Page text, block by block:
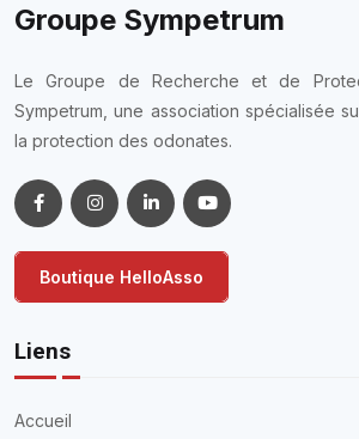
Groupe Sympetrum
Le Groupe de Recherche et de
Sympetrum, une association spécialisée
la protection des odonates.
Boutique HelloAsso
Liens
Accueil